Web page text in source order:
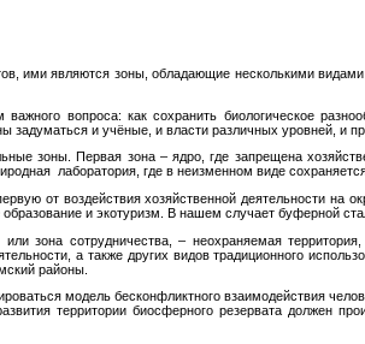
ими являются зоны, обладающие несколькими
вопроса: как сохранить биологическое
задуматься и учёные, и власти различных уровней, и
зоны. Первая зона – ядро, где запрещена
лаборатория, где в неизменном виде
от воздействия хозяйственной деятельности на
и экотуризм. В нашем случает буферной
зона сотрудничества, – неохраняемая
а также других видов традиционного
районы.
модель бесконфликтного взаимодействия
территории биосферного резервата должен